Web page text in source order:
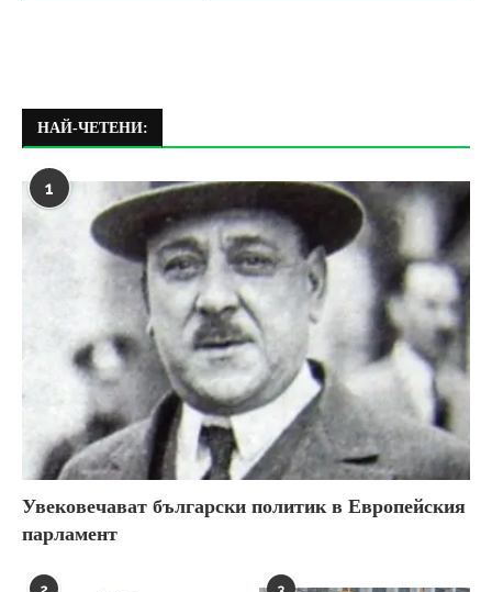
НАЙ-ЧЕТЕНИ:
1
Увековечават български политик в Европейския
парламент